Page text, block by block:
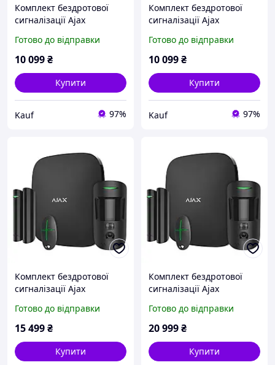
Комплект бездротової
сигналізації Ajax
Готово до відправки
10 099₴
Купити
Kauf 97%
Комплект бездротової
сигналізації Ajax
Готово до відправки
10 099₴
Купити
Kauf 97%
Комплект бездротової
сигналізації Ajax
(302632)
Готово до відправки
15 499₴
Купити
Комплект бездротової
сигналізації Ajax
Wi-Fi 2G/3G/4G Ethernet
Black (302694)
Готово до відправки
20 999₴
Купити